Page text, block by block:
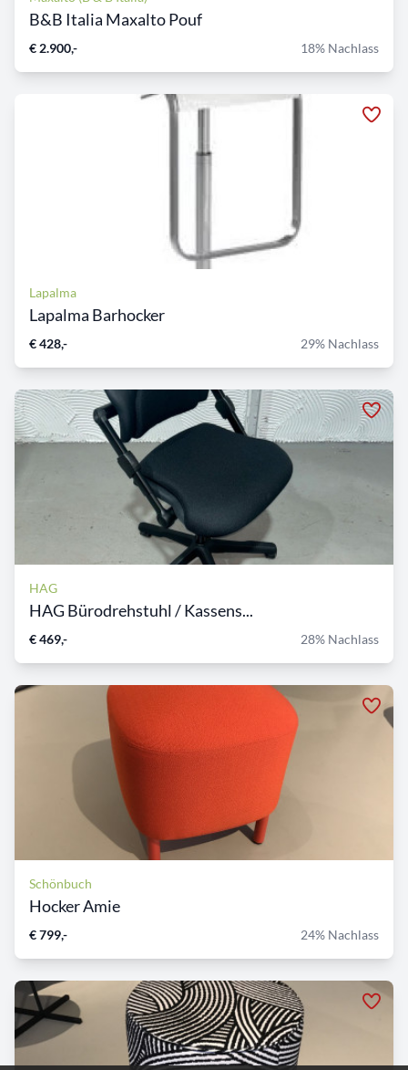
B&B Italia Maxalto Pouf
€ 2.900,- 18% Nachlass
Lapalma
Lapalma Barhocker
€ 428,- 29% Nachlass
HAG
HAG Bürodrehstuhl / Kassens...
€ 469,- 28% Nachlass
Schönbuch
Hocker Amie
€ 799,- 24% Nachlass